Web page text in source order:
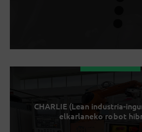
CHARLIE (Lean industria-
elkarlaneko robot